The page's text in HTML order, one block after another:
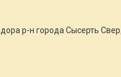
р-н города Сысерть